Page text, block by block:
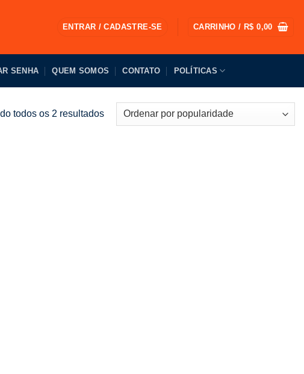
ENTRAR / CADASTRE-SE CARRINHO / R$ 0,00
SENHA QUEM SOMOS CONTATO POLÍTICAS
todos os 2 resultadosClassificado
por